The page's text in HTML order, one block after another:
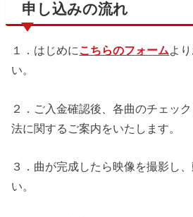
申し込みの流れ
１．はじめに こちらのフォームよ
い。
２．ご入金確認後、各曲のチェッ
法に関するご案内をいたします。
３．曲が完成したら映像を撮影し
い。